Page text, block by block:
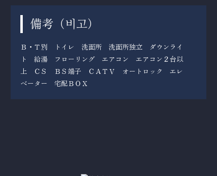
備考（ 비고）
Ｂ・Ｔ別 トイレ 洗面所 洗面所独立 ダウンライ
ト 給湯 フローリング エアコン エアコン２台以
上 ＣＳ ＢＳ端子 ＣＡＴＶ オートロック エレ
ベーター 宅配ＢＯＸ